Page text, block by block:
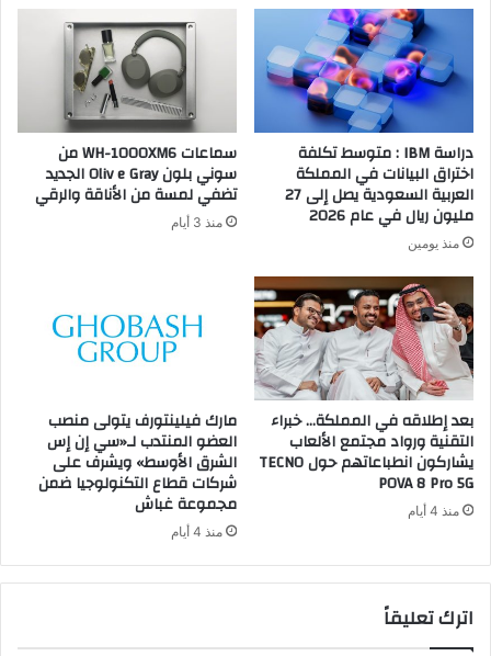
دراسة IBM : متوسط تكلفة
اختراق البيانات في المملكة
العربية السعودية يصل إلى 27
مليون ريال في عام 2026
منذ يومين
سماعات WH-1000XM6 من
سوني بلون Oliv e Gray الجديد
تضفي لمسة من الأناقة والرقي
منذ 3 أيام
بعد إطلاقه في المملكة… خبراء
التقنية ورواد مجتمع الألعاب
يشاركون انطباعاتهم حول TECNO
POVA 8 Pro 5G
منذ 4 أيام
مارك فيلينتورف يتولى منصب
العضو المنتدب لـ«سي إن إس
الشرق الأوسط» ويشرف على
شركات قطاع التكنولوجيا ضمن
مجموعة غباش
منذ 4 أيام
اترك تعليقاً